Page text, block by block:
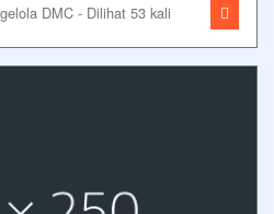
DMC - Dilihat 53 kali